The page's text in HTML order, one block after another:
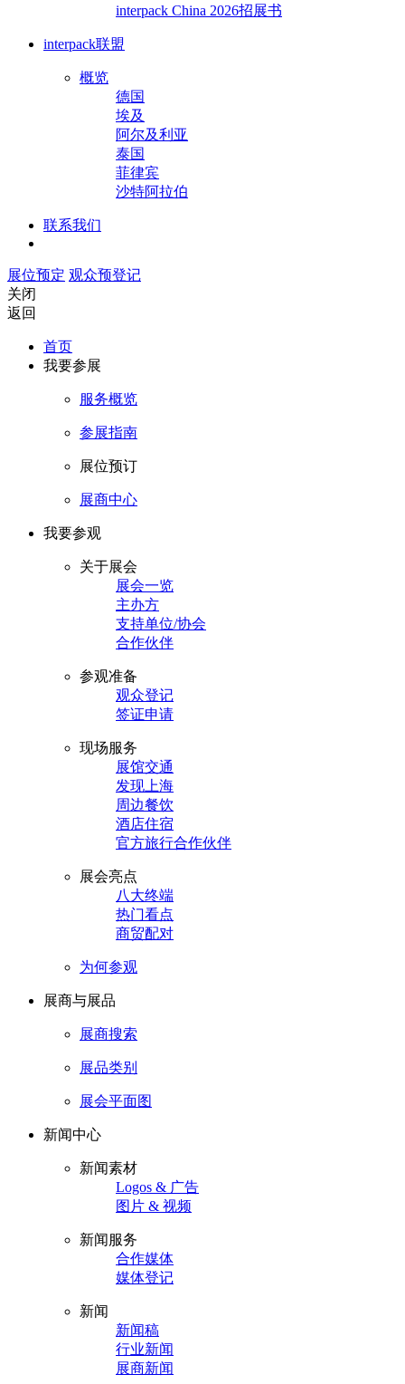
interpack China 2026招展书
interpack联盟
概览
德国
埃及
阿尔及利亚
泰国
菲律宾
沙特阿拉伯
联系我们
展位预定 观众预登记
关闭
返回
首页
我要参展
服务概览
参展指南
展位预订
展商中心
我要参观
关于展会
展会一览
主办方
支持单位/协会
合作伙伴
参观准备
观众登记
签证申请
现场服务
展馆交通
发现上海
周边餐饮
酒店住宿
官方旅行合作伙伴
展会亮点
八大终端
热门看点
商贸配对
为何参观
展商与展品
展商搜索
展品类别
展会平面图
新闻中心
新闻素材
Logos & 广告
图片 & 视频
新闻服务
合作媒体
媒体登记
新闻
新闻稿
行业新闻
展商新闻